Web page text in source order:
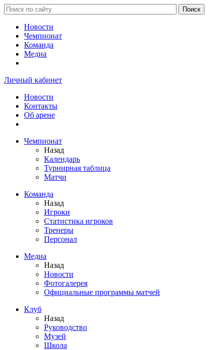
Новости
Чемпионат
Команда
Медиа
Личный кабинет
Новости
Контакты
Об арене
Чемпионат
Назад
Календарь
Турнирная таблица
Матчи
Команда
Назад
Игроки
Статистика игроков
Тренеры
Персонал
Медиа
Назад
Новости
Фотогалерея
Официальные программы матчей
Клуб
Назад
Руководство
Музей
Школа